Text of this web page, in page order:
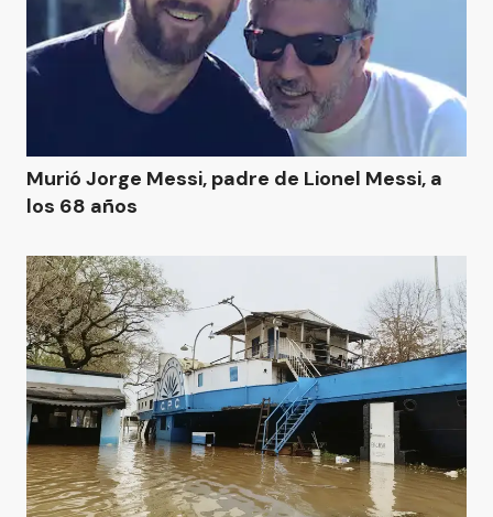
Murió Jorge Messi, padre de Lionel Messi, a
los 68 años